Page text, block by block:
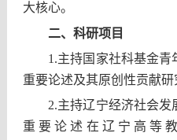
大核心。
二、科研项目
1.主持国家社科基金青
重要论述及其原创性贡献研
2.主持辽宁经济社会发
重要论述在辽宁高等